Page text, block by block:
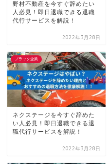
野村不動産を今すぐ辞めたい
人必見！即日退職できる退職
代行サービスを解説！
2022年3月28日
ブラック企業
ネクステージを今すぐ辞めた
い人必見！即日退職できる退
職代行サービスを解説！
2022年3月28日